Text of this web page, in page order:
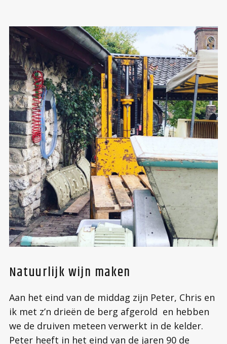
Natuurlijk wijn maken
Aan het eind van de middag zijn Peter, Chris en
ik met z’n drieën de berg afgerold en hebben
we de druiven meteen verwerkt in de kelder.
Peter heeft in het eind van de jaren 90 de